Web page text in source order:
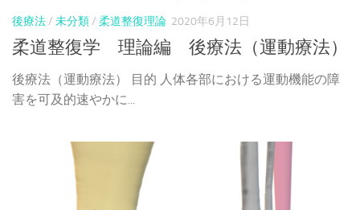
後療法/ 未分類/ 柔道整復理論 2020年6月12日
柔道整復学 理論編 後療法（運動療法）
後療法（運動療法） 目的 人体各部における運動機能の障
害を可及的速やかに...